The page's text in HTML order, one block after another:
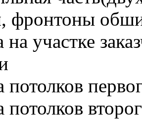
фронтоны
на участке
потолков
потолков